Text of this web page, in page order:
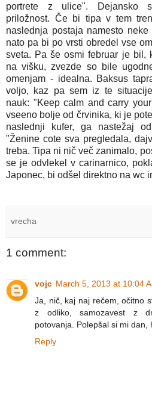
portrete z ulice". Dejansko
priložnost. Če bi tipa v tem
naslednja postaja namesto
nato pa bi po vrsti obredel vse
sveta. Pa še osmi februar je bil,
na višku, zvezde so bile
omenjam - idealna. Baksus
voljo, kaz pa sem iz te
nauk: "Keep calm and carry
vseeno bolje od črvinika, ki je
naslednji kufer, ga nastežaj
"Ženine cote sva pregledala,
treba. Tipa ni nič več zanimalo,
se je odvlekel v carinarnico,
Japonec, bi odšel direktno na wc
vrecha
1 comment:
vojc March 5, 2013 at 10:04
Ja, nič, kaj naj rečem, očitno
z odliko, samozavest z
potovanja. Polepšal si mi dan,
Reply